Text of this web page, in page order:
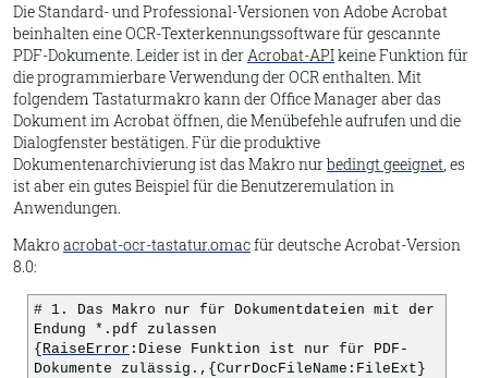
Die Standard- und Professional-Versionen von Adobe Acrobat
beinhalten eine OCR-Texterkennungssoftware für gescannte
PDF-Dokumente. Leider ist in derAcrobat-APIkeine Funktion für
die programmierbare Verwendung der OCR enthalten. Mit
folgendem Tastaturmakro kann der Office Manager aber das
Dokument im Acrobat öffnen, die Menübefehle aufrufen und die
Dialogfenster bestätigen. Für die produktive
Dokumentenarchivierung ist das Makro nurbedingt geeignet, es
ist aber ein gutes Beispiel für die Benutzeremulation in
Anwendungen.
Makroacrobat-ocr-tastatur.omacfür deutsche Acrobat-Version
8.0:
# 1. Das Makro nur für Dokumentdateien mit der
Endung *.pdf zulassen
{ RaiseError :Diese Funktion ist nur für PDF-
Dokumente zulässig.,{CurrDocFileName:FileExt}